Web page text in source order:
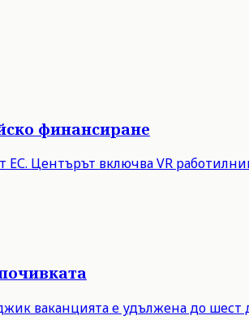
финансиране
Центърът включва VR
ваканцията е удължена до шест